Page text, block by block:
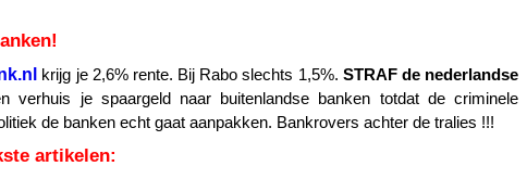
krijg je 2,6% rente. Bij Rabo slechts 1,5%. STRAF de nederlandse
verhuis je spaargeld naar buitenlandse banken totdat de criminele
de banken echt gaat aanpakken. Bankrovers achter de tralies !!!
artikelen: